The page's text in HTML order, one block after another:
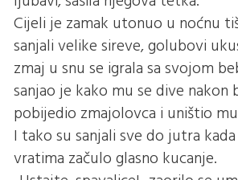
Cijeli je zamak utonuo u noćnu
sanjali velike sireve, golubovi
zmaj u snu se igrala sa svojom
sanjao je kako mu se dive
pobijedio zmajolovca i uništio
I tako su sanjali sve do jutra
vratima začulo glasno kucanje.